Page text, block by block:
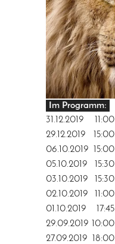
Im Programm:
31.12.2019
11:00
29.12.2019
15:00
06.10.2019
15:00
05.10.2019
15:30
03.10.2019
15:30
02.10.2019
11:00
01.10.2019 17:45
29.09.2019
10:00
27.09.2019
18:00